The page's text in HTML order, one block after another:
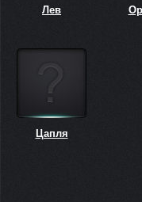
Лев
Цапля